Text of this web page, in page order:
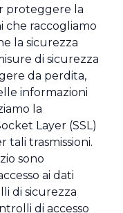
proteggere la
che raccogliamo
la sicurezza
di sicurezza
da perdita,
informazioni
la
Layer (SSL)
tali trasmissioni.
sono
ai dati
di sicurezza
di accesso